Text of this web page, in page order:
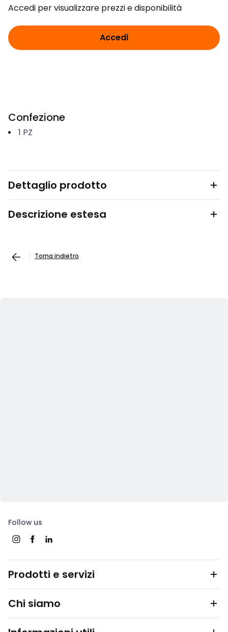
Accedi per visualizzare prezzi e disponibilità
Accedi
Confezione
1 PZ
Dettaglio prodotto
Descrizione estesa
Torna indietro
Follow us
Prodotti e servizi
Chi siamo